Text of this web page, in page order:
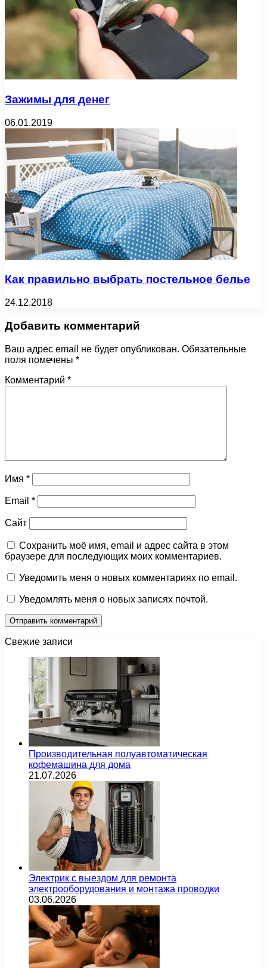
Зажимы для денег
06.01.2019
Как правильно выбрать постельное белье
24.12.2018
Добавить комментарий
Ваш адрес email не будет опубликован. Обязательные
поля помечены *
Комментарий *
Имя *
Email *
Сайт
Сохранить моё имя, email и адрес сайта в этом
браузере для последующих моих комментариев.
Уведомить меня о новых комментариях по email.
Уведомлять меня о новых записях почтой.
Свежие записи
Производительная полуавтоматическая
кофемашина для дома
21.07.2026
Электрик с выездом для ремонта
электрооборудования и монтажа проводки
03.06.2026